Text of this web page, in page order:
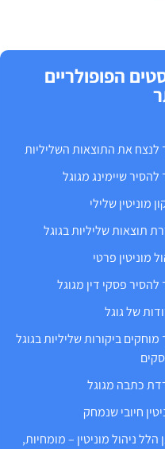
הפופולריים
לנצח את התוצאות השליליות
להסיר שיימינג מגוגל
מוניטין שלילי
תוצאות שליליות בגוגל
מוניטין פרטי
להסיר פסקי דין מגוגל
של גוגל
מוחקים ביקורות שליליות בגוגל
כתבה מגוגל
חיובי שנמחק
הלל ניהול מוניטין – מומחיות,